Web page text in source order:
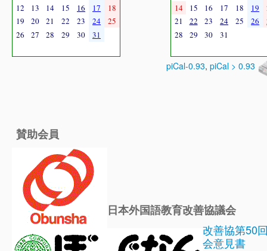
12
13 14 15 16 17
18
19
20 21 22 23 24
25
26
27 28 29 30 31
14
15 16 17 18 19
21
22 23 24 25 26
28
29 30 31
piCal-0.93, piCal > 0.93
賛助会員
日本外国語教育改善協議会
改善協第50
会意見書